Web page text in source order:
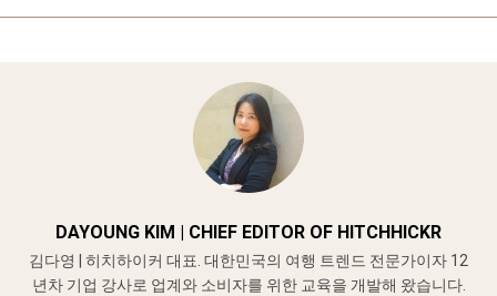
DAYOUNG KIM | CHIEF EDITOR OF HITCHHICKR
김다영 | 히치하이커 대표. 대한민국의 여행 트렌드 전문가이자 12
년차 기업 강사로 업계와 소비자를 위한 교육을 개발해 왔습니다.